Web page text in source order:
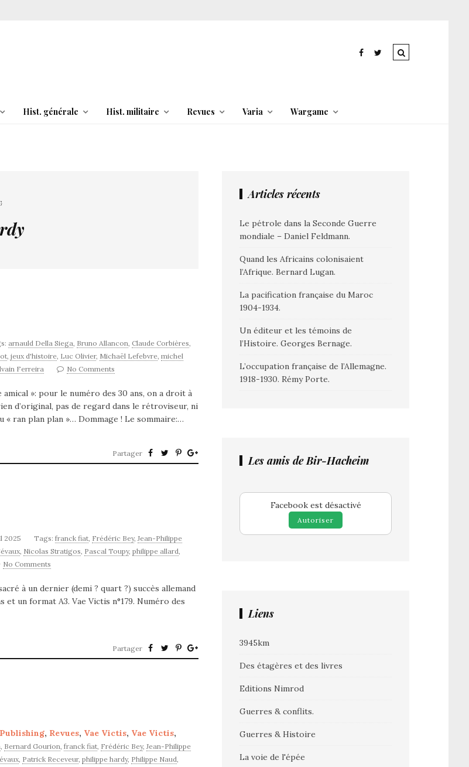
Hist. générale Hist. militaire Revues Varia Wargame
arnauld Della Siega, Bruno Allancon, Claude Corbières,
, jeux d'histoire, Luc Olivier, Michaël Lefebvre, michel
Ferreira No Comments
»: pour le numéro des 30 ans, on a droit à
d’original, pas de regard dans le rétroviseur, ni
« ran plan plan »… Dommage ! Le sommaire:…
Partager
2025 Tags: franck fiat, Frédéric Bey,Jean-Philippe
, Nicolas Stratigos, Pascal Toupy, philippe allard,
No Comments
à un dernier (demi ? quart ?) succès allemand
et un format A3. Vae Victis n°179. Numéro des
Partager
, Revues, Vae Victis, Vae Victis,
, Bernard Gourion, franck fiat, Frédéric Bey,Jean-Philippe
, Patrick Receveur, philippe hardy, Philippe Naud,
Articles récents
Le pétrole dans la Seconde Guerre
mondiale – Daniel Feldmann.
Quand les Africains colonisaient
l’Afrique. Bernard Lugan.
La pacification française du Maroc
1904-1934.
Un éditeur et les témoins de
l’Histoire. Georges Bernage.
L’occupation française de l’Allemagne.
1918-1930. Rémy Porte.
Les amis de Bir-Hacheim
Facebook est désactivé
Autoriser
Liens
3945km
Des étagères et des livres
Editions Nimrod
Guerres & conflits.
Guerres & Histoire
La voie de l'épée